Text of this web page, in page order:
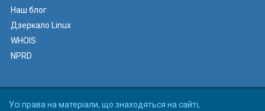
Наш блог
Дзеркало Linux
WHOIS
NPRD
Усі права на матеріали, що знаходяться на сайті,